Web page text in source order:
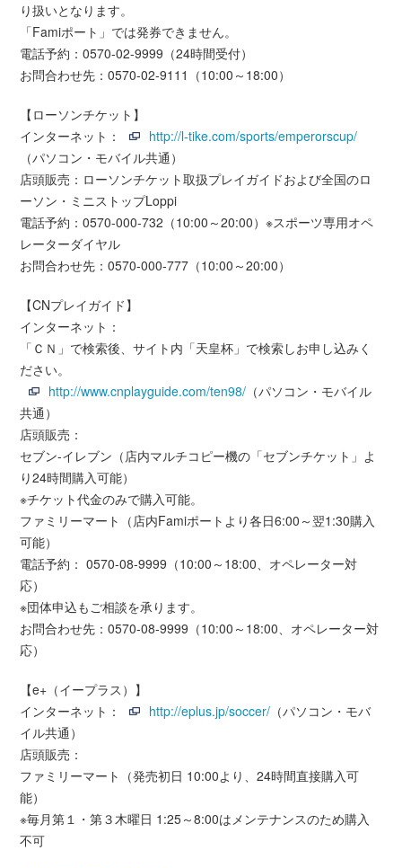
り扱いとなります。
「Famiポート」では発券できません。
電話予約：0570-02-9999（24時間受付）
お問合わせ先：0570-02-9111（10:00～18:00）
【ローソンチケット】
インターネット：
http://l-tike.com/sports/emperorscup/
（パソコン・モバイル共通）
店頭販売：ローソンチケット取扱プレイガイドおよび全国のロ
ーソン・ミニストップLoppi
電話予約：0570-000-732（10:00～20:00）※スポーツ専用オペ
レーターダイヤル
お問合わせ先：0570-000-777（10:00～20:00）
【CNプレイガイド】
インターネット：
「ＣＮ」で検索後、サイト内「天皇杯」で検索しお申し込みく
ださい。
http://www.cnplayguide.com/ten98/ （パソコン・モバイル
共通）
店頭販売：
セブン-イレブン（店内マルチコピー機の「セブンチケット」よ
り24時間購入可能）
※チケット代金のみで購入可能。
ファミリーマート（店内Famiポートより各日6:00～翌1:30購入
可能）
電話予約： 0570-08-9999（10:00～18:00、オペレーター対
応）
※団体申込もご相談を承ります。
お問合わせ先：0570-08-9999（10:00～18:00、オペレーター対
応）
【e+（イープラス）】
インターネット：
http://eplus.jp/soccer/ （パソコン・モバ
イル共通）
店頭販売：
ファミリーマート（発売初日 10:00より、24時間直接購入可
能）
※毎月第１・第３木曜日 1:25～8:00はメンテナンスのため購入
不可